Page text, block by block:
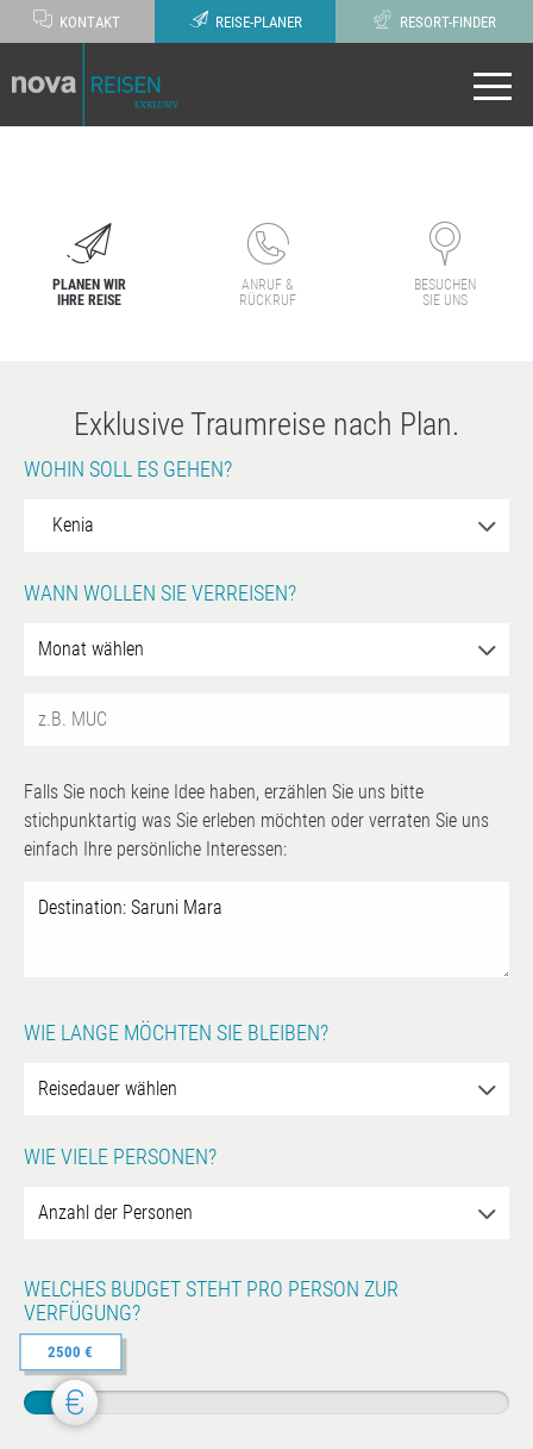
KONTAKT REISE-PLANER RESORT-FINDER
PLANEN WIR
IHRE REISE
ANRUF &
RÜCKRUF
BESUCHEN
SIE UNS
Exklusive Traumreise nach Plan.
WOHIN SOLL ES GEHEN?
WANN WOLLEN SIE VERREISEN?
Falls Sie noch keine Idee haben, erzählen Sie uns bitte
stichpunktartig was Sie erleben möchten oder verraten Sie uns
einfach Ihre persönliche Interessen:
WIE LANGE MÖCHTEN SIE BLEIBEN?
WIE VIELE PERSONEN?
WELCHES BUDGET STEHT PRO PERSON ZUR
VERFÜGUNG?
2500 €